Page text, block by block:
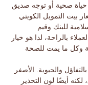
حياة صحية أو توجه صديق
بيت التمويل الكويتي
للبنك وقيم
بالراحة، لذا هو خيار
وكل ما يمت للصحة
والحيوية. الأصفر
أيضًا لون التحذير